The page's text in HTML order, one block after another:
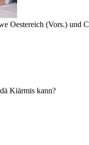
Oestereich (Vors.) und
Kiärmis kann?